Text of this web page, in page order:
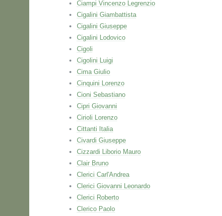
Ciampi Vincenzo Legrenzio
Cigalini Giambattista
Cigalini Giuseppe
Cigalini Lodovico
Cigoli
Cigolini Luigi
Cima Giulio
Cinquini Lorenzo
Cioni Sebastiano
Cipri Giovanni
Cirioli Lorenzo
Cittanti Italia
Civardi Giuseppe
Cizzardi Liborio Mauro
Clair Bruno
Clerici Carl'Andrea
Clerici Giovanni Leonardo
Clerici Roberto
Clerico Paolo